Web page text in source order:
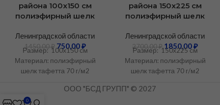
района 100х150 см
полиэфирный шелк
Ленинградской области
1450,00₽ 750,00₽
Размер: 100х150 см
Материал: полиэфирный
шелк тафетта 70 г/м2
района 150х225 см
полиэфирный шелк
Ленинградской области
2700,00₽ 1850,00₽
Размер: 150х225 см
Материал: полиэфирный
шелк тафетта 70 г/м2
ООО "БСД ГРУПП" © 2027
0